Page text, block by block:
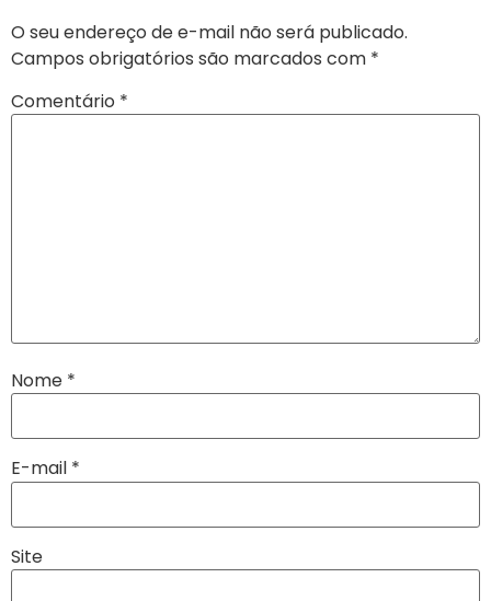
O seu endereço de e-mail não será publicado.
Campos obrigatórios são marcados com *
Comentário *
Nome *
E-mail *
Site